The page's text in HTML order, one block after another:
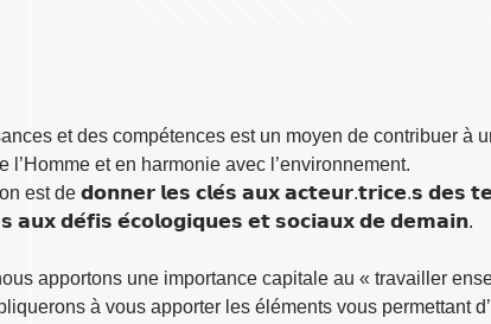
et des compétences est un moyen de contribuer à
et en harmonie avec l’environnement.
est de 𝗱𝗼𝗻𝗻𝗲𝗿 𝗹𝗲𝘀 𝗰𝗹𝗲́𝘀 𝗮𝘂𝘅 𝗮𝗰𝘁𝗲𝘂𝗿.𝘁𝗿𝗶𝗰𝗲.𝘀 𝗱𝗲𝘀
𝗮𝘂𝘅 𝗱𝗲́𝗳𝗶𝘀 𝗲́𝗰𝗼𝗹𝗼𝗴𝗶𝗾𝘂𝗲𝘀 𝗲𝘁 𝘀𝗼𝗰𝗶𝗮𝘂𝘅 𝗱𝗲 𝗱𝗲𝗺𝗮𝗶𝗻.
apportons une importance capitale au « travailler
à vous apporter les éléments vous permettant